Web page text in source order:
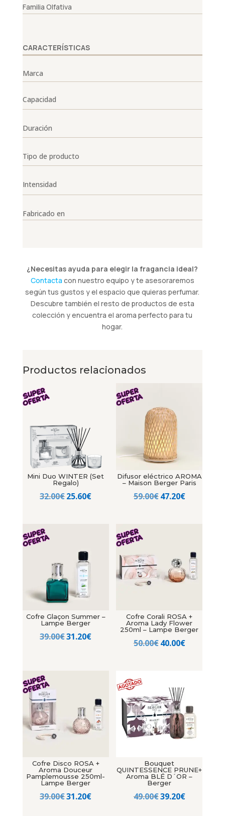
Familia Olfativa
CARACTERÍSTICAS
Marca
Capacidad
Duración
Tipo de producto
Intensidad
Fabricado en
¿Necesitas ayuda para elegir la fragancia ideal?
Contacta con nuestro equipo y te asesoraremos
según tus gustos y el espacio que quieras perfumar.
Descubre también el resto de productos de esta
colección y encuentra el aroma perfecto para tu
hogar.
Productos relacionados
Mini Duo WINTER (Set
Regalo)
32.00€El
25.60€El
25.60€.
Difusor eléctrico AROMA
– Maison Berger Paris
59.00€El
47.20€El
Cofre Glaçon Summer –
Lampe Berger
39.00€El
31.20€El
31.20€.
Cofre Corali ROSA +
Aroma Lady Flower
250ml – Lampe Berger
50.00€El
50.00€.
40.00€El
Cofre Disco ROSA +
Aroma Douceur
Pamplemousse 250ml-
Lampe Berger
39.00€El
31.20€El
Bouquet
QUINTESSENCE PRUNE+
Aroma BLÉ D´OR –
Berger
49.00€El
39.20€El